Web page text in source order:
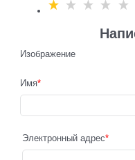
Изображение
Имя
Электронный адрес